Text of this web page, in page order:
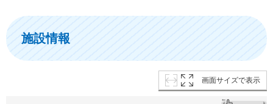
施設情報
画面サイズで表示